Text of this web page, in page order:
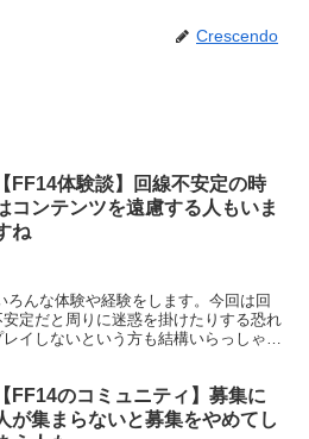
Crescendo
【FF14体験談】回線不安定の時
コンテンツを遠慮する人もいま
ね
ろんな体験や経験をします。今回は回
定だと周りに迷惑を掛けたりする恐れ
イしないという方も結構いらっしゃい
【FF14のコミュニティ】募集に
が集まらないと募集をやめてし